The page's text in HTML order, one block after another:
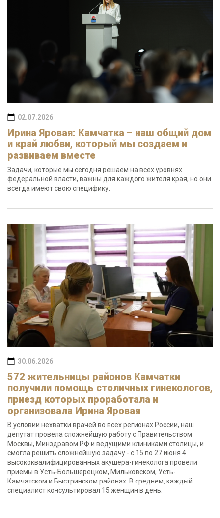
02.07.2026
Ирина Яровая: Камчатка – наш общий дом
и край любви, который мы создаем и
развиваем вместе
Задачи, которые мы сегодня решаем на всех уровнях
федеральной власти, важны для каждого жителя края, но они
всегда имеют свою специфику.
30.06.2026
572 жительницы районов Камчатки
получили помощь столичных гинекологов,
приезд которых проработала и
организовала Ирина Яровая
В условии нехватки врачей во всех регионах России, наш
депутат провела сложнейшую работу с Правительством
Москвы, Минздравом РФ и ведущими клиниками столицы, и
смогла решить сложнейшую задачу - с 15 по 27 июня 4
высококвалифицированных акушера-гинеколога провели
приемы в Усть-Большерецком, Мильковском, Усть-
Камчатском и Быстринском районах. В среднем, каждый
специалист консультировал 15 женщин в день.